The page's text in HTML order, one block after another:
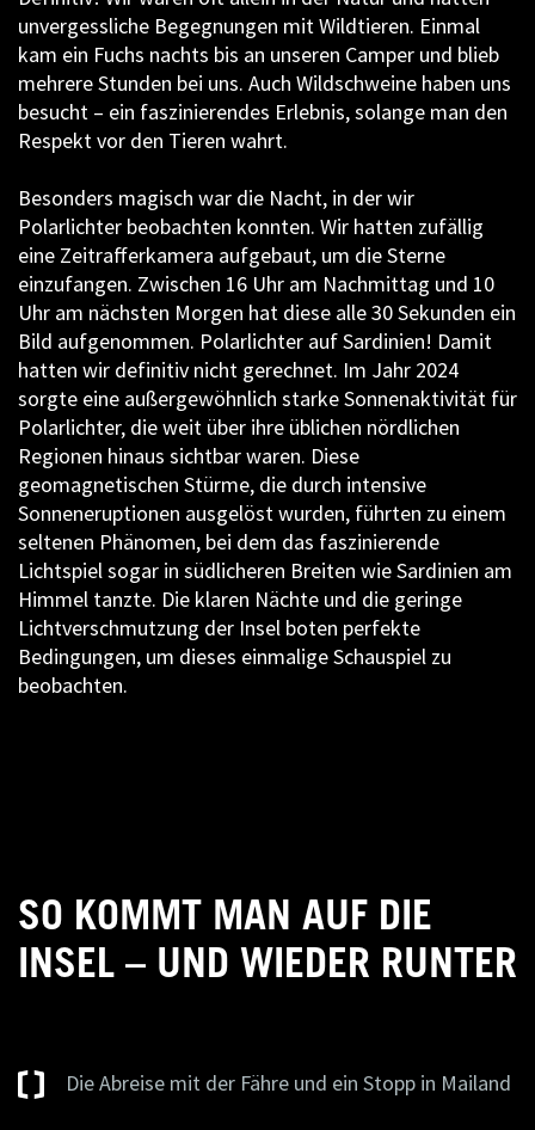
unvergessliche Begegnungen mit Wildtieren. Einmal
kam ein Fuchs nachts bis an unseren Camper und blieb
mehrere Stunden bei uns. Auch Wildschweine haben uns
besucht – ein faszinierendes Erlebnis, solange man den
Respekt vor den Tieren wahrt.
Besonders magisch war die Nacht, in der wir
Polarlichter beobachten konnten. Wir hatten zufällig
eine Zeitrafferkamera aufgebaut, um die Sterne
einzufangen. Zwischen 16 Uhr am Nachmittag und 10
Uhr am nächsten Morgen hat diese alle 30 Sekunden ein
Bild aufgenommen. Polarlichter auf Sardinien! Damit
hatten wir definitiv nicht gerechnet. Im Jahr 2024
sorgte eine außergewöhnlich starke Sonnenaktivität für
Polarlichter, die weit über ihre üblichen nördlichen
Regionen hinaus sichtbar waren. Diese
geomagnetischen Stürme, die durch intensive
Sonneneruptionen ausgelöst wurden, führten zu einem
seltenen Phänomen, bei dem das faszinierende
Lichtspiel sogar in südlicheren Breiten wie Sardinien am
Himmel tanzte. Die klaren Nächte und die geringe
Lichtverschmutzung der Insel boten perfekte
Bedingungen, um dieses einmalige Schauspiel zu
beobachten.
SO KOMMT MAN AUF DIE
INSEL – UND WIEDER RUNTER
Die Abreise mit der Fähre und ein Stopp in Mailand